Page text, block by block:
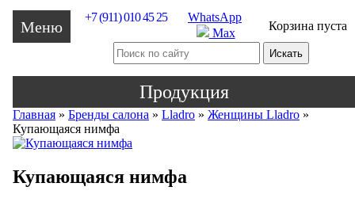
Меню
WhatsApp
Max
Корзина пуста
+7 (911) 010 45 25
Продукция
Главная » Бренды салона » Lladro » Женщины Lladro »
Купающаяся нимфа
Купающаяся нимфа